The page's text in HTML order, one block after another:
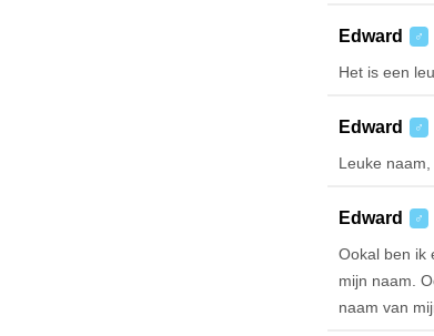
Edward ♂
Het is een
Edward ♂
Leuke
Edward ♂
Ookal ben ik
mijn naam.
naam van